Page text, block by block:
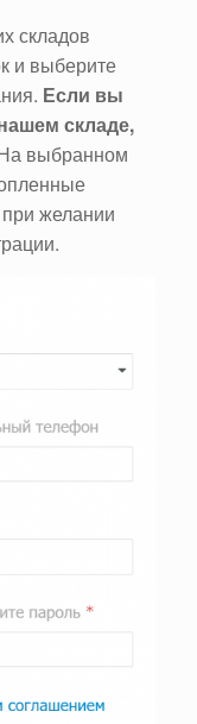
складов
и выберите
Если вы
складе,
выбранном
желании